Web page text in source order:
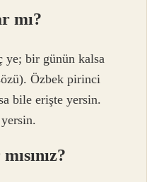
mı?
ye; bir günün kalsa
Özbek pirinci
bile erişte yersin.